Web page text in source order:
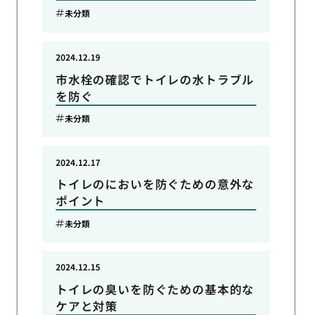
未分類
市水栓の確認でトイレの水トラブル
を防ぐ
2024.12.19
未分類
トイレのにおいを防ぐための意外な
ポイント
2024.12.17
未分類
トイレの臭いを防ぐための基本的な
ケアと対策
2024.12.15